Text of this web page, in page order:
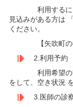
利用するには、
見込みがある方は 「
ください。
【矢吹町の提
2.利用予約
利用希望の前日
をして、空き状況
3.医師の診